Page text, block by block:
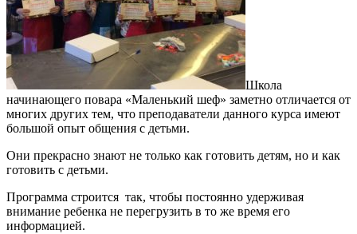
Школа
начинающего повара «Маленький шеф» заметно отличается от
многих других тем, что преподаватели данного курса имеют
большой опыт общения с детьми.
Они прекрасно знают не только как готовить детям, но и как
готовить с детьми.
Программа строится так, чтобы постоянно удерживая
внимание ребенка не перегрузить в то же время его
информацией.